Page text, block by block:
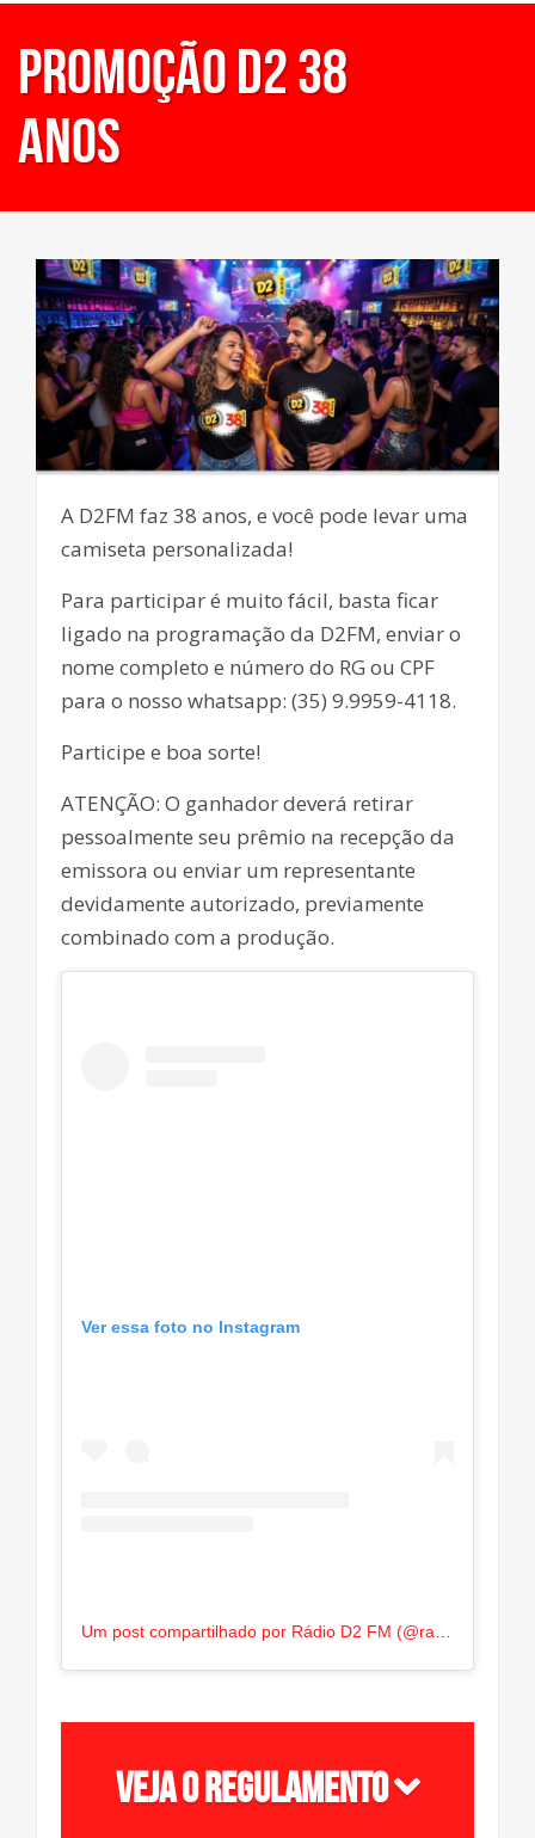
Promoção D2 38
anos
A D2FM faz 38 anos, e você pode levar uma
camiseta personalizada!
Para participar é muito fácil, basta ficar
ligado na programação da D2FM, enviar o
nome completo e número do RG ou CPF
para o nosso whatsapp: (35) 9.9959-4118.
Participe e boa sorte!
ATENÇÃO: O ganhador deverá retirar
pessoalmente seu prêmio na recepção da
emissora ou enviar um representante
devidamente autorizado, previamente
combinado com a produção.
Ver essa foto no Instagram
Um post compartilhado por Rádio D2 FM (@radiod2fm)
VEJA O REGULAMENTO